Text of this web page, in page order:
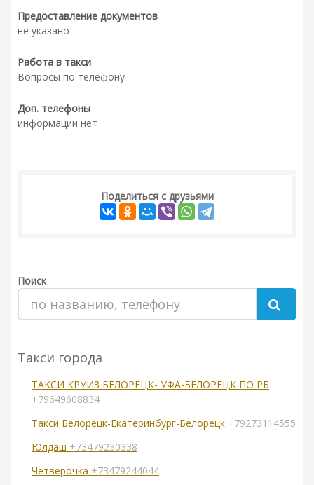
Предоставление документов
не указано
Работа в такси
Вопросы по телефону
Доп. телефоны
информации нет
Поделиться с друзьями
Поиск
Такси города
ТАКСИ КРУИЗ БЕЛОРЕЦК- УФА-БЕЛОРЕЦК ПО РБ
+79649608834
Такси Белорецк-Екатеринбург-Белорецк +79273114555
Юлдаш +73479230338
Четверочка +73479244044